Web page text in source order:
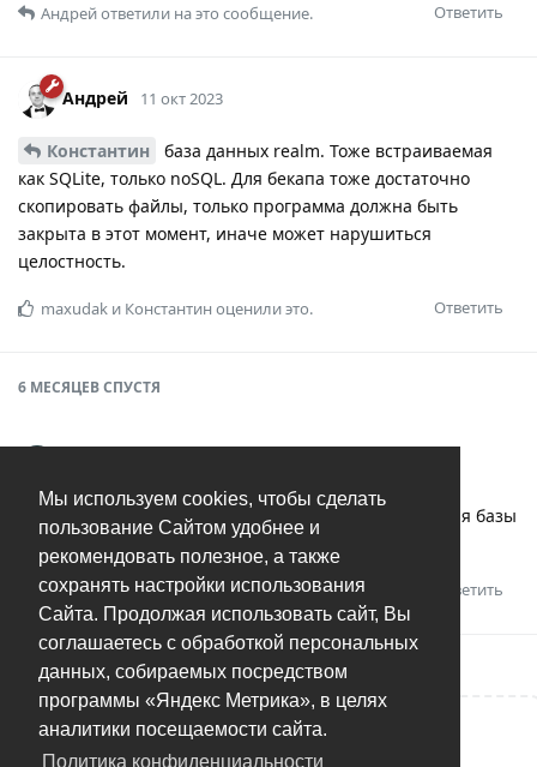
Мы используем cookies, чтобы сделать
пользование Сайтом удобнее и
рекомендовать полезное, а также
сохранять настройки использования
Сайта. Продолжая использовать сайт, Вы
соглашаетесь с обработкой персональных
данных, собираемых посредством
программы «Яндекс Метрика», в целях
аналитики посещаемости сайта.
Политика конфиденциальности
Ответить
Андрейответили на это сообщение.
Андрей 11 окт 2023
Константин
база данных realm. Тоже встраиваемая
как SQLite, только noSQL. Для бекапа тоже достаточно
скопировать файлы, только программа должна быть
закрыта в этот момент, иначе может нарушиться
целостность.
Ответить
maxudak и Константиноценили это.
6 МЕСЯЦЕВСПУСТЯ
Поддержу запрос на возможность указание папки для базы
Ответить
Pimsоценил это.
Написать ответ...